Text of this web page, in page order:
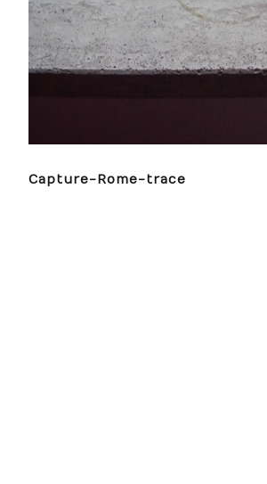
Capture-Rome-trace